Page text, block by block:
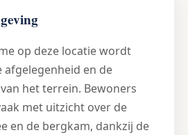
op deze locatie wordt
afgelegenheid en de
het terrein. Bewoners
met uitzicht over de
en de bergkam, dankzij de